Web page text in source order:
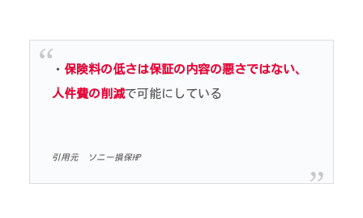
・ 保険料の低さは保証の内容の悪さではない、
人件費の削減で可能にしている
引用元 ソニー損保HP